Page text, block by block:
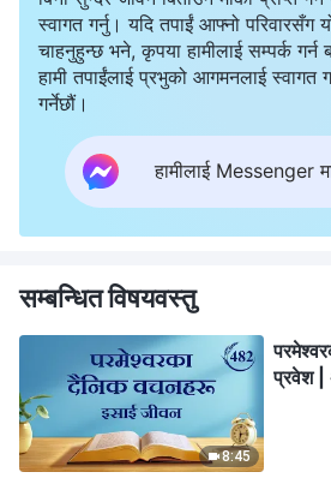
स्वागत गर्नु। यदि तपाईं आफ्नो परिवारसँग
चाहनुहुन्छ भने, कृपया हामीलाई सम्पर्क गर्न
हामी तपाईंलाई प्रभुको आगमनलाई स्वागत
गर्नेछौं।
हामीलाई Messenger
सम्बन्धित विषयवस्तु
8:45
प्रवेश